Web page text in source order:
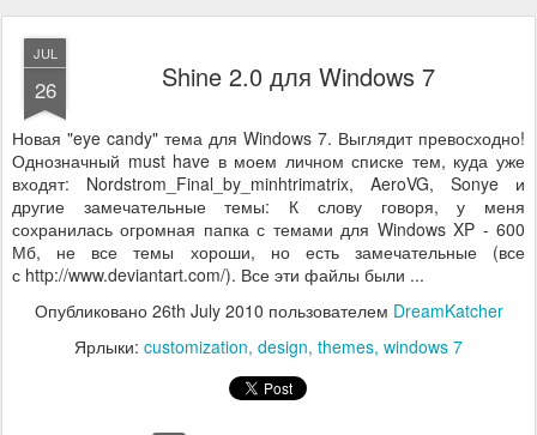
JUL
26 Shine 2.0 для Windows 7
Новая "eye candy" тема для Windows 7. Выглядит превосходно!
Однозначный must have в моем личном списке тем, куда уже
входят: Nordstrom_Final_by_minhtrimatrix, AeroVG, Sonye и
другие замечательные темы: К слову говоря, у меня
сохранилась огромная папка с темами для Windows XP - 600
Мб, не все темы хороши, но есть замечательные (все
с http://www.deviantart.com/). Все эти файлы были ...
Опубликовано 26th July 2010 пользователем DreamKatcher
Ярлыки: customization design themes windows 7